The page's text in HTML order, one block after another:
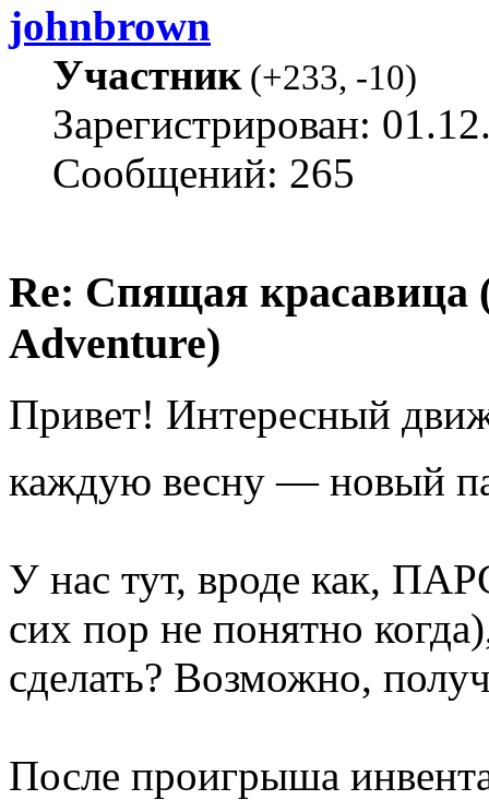
johnbrown
Участник(+233, -10)
Зарегистрирован:
Сообщений: 265
Re: Спящая красавица
Adventure)
Привет! Интересный
каждую весну — новый
У нас тут, вроде как,
сих пор не понятно
сделать? Возможно,
После проигрыша